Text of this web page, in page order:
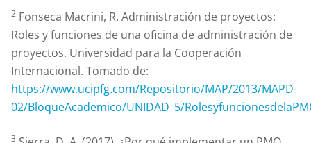
2 Fonseca Macrini, R. Administración de proyectos:
Roles y funciones de una oficina de administración de
proyectos. Universidad para la Cooperación
Internacional. Tomado de:
https://www.ucipfg.com/Repositorio/MAP/2013/MAPD-
02/BloqueAcademico/UNIDAD_5/
3